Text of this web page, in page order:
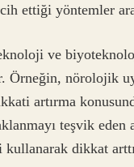
ettiği yöntemler
ve
Örneğin, nörolojik
artırma
teşvik
kullanarak dikkat